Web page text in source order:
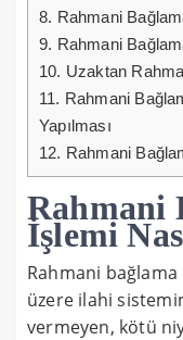
8. Rahmani
9. Rahmani
10. Uzaktan
11. Rahmani
Yapılması
12. Rahmani
Rahmani
İşlemi
Rahmani bağlama
üzere ilahi
vermeyen, kötü